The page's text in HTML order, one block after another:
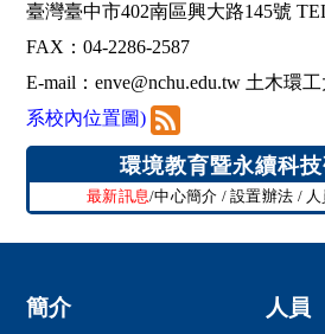
臺灣臺中市402南區興大路145號
FAX：04-2286-2587
E-mail：enve@nchu.edu.tw 土木環
系校內位置圖)
環境教育暨永續科
最新訊息/中心簡介 /設置辦法 /
簡介 人員